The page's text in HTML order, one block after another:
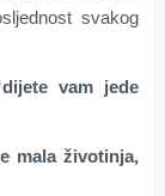
svakog
vam jede
mala životinja,